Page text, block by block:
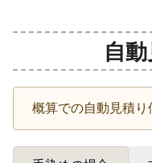
自
概算での自動見積り